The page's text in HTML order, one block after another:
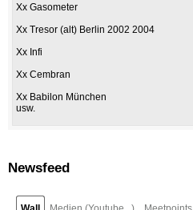
Xx Gasometer
Xx Tresor (alt) Berlin 2002 2004
Xx Infi
Xx Cembran
Xx Babilon München
usw.
Newsfeed